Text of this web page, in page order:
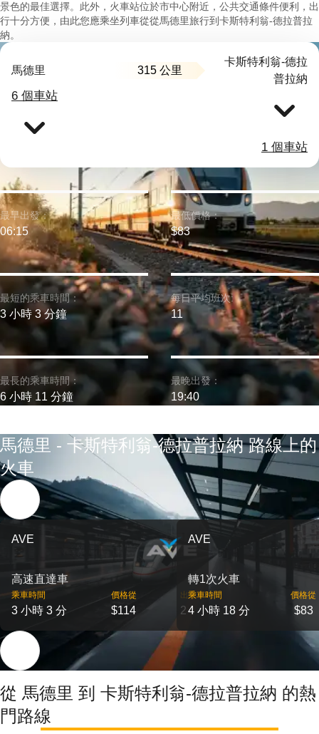
景色的最佳選擇。此外，火車站位於市中心附近，公共交通條件便利，出
行十分方便，由此您應乘坐列車從從馬德里旅行到卡斯特利翁-德拉普拉
納。
馬德里 315 公里
卡斯特利翁-德拉
普拉納
6 個車站
1 個車站
最短的乘車時間：
3 小時 3 分鐘
最早出發：
06:15
最長的乘車時間：
6 小時 11 分鐘
最低價格：
$83
每日平均班次:
11
最晚出發：
19:40
馬德里 - 卡斯特利翁-德拉普拉納 路線上的
火車
AVE
高速直達車
乘車時間
3 小時 3 分
價格從
$114
出發
2
AVE
轉1次火車
乘車時間
4 小時 18 分
價格從
$83
從 馬德里 到 卡斯特利翁-德拉普拉納 的熱
門路線